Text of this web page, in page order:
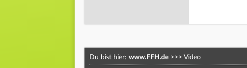
Du bist hier: www.FFH.de >>> Video